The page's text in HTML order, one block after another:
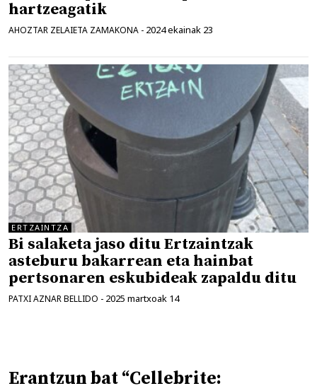
hartzeagatik
AHOZTAR ZELAIETA ZAMAKONA - 2024 ekainak 23
ERTZAINTZA
Bi salaketa jaso ditu Ertzaintzak
asteburu bakarrean eta hainbat
pertsonaren eskubideak zapaldu ditu
PATXI AZNAR BELLIDO - 2025 martxoak 14
Erantzun bat “Cellebrite: